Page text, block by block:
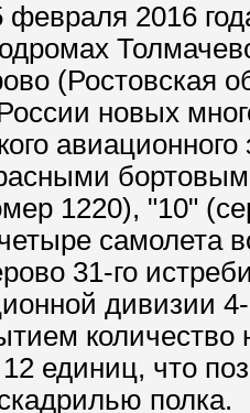
2016
(Ростовская
новых
1220), "10"
самолета
31-го
дивизии
12 единиц, что
полка.